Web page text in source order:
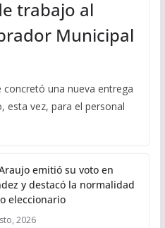
trabajo al
Municipal
una nueva entrega
esta vez, para el personal
emitió su voto en
y destacó la normalidad
eleccionario
2026